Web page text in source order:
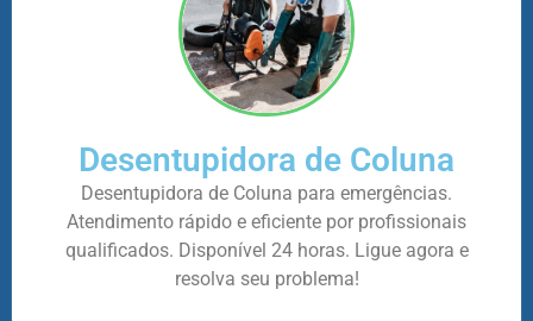
Desentupidora de Coluna
Desentupidora de Coluna para emergências.
Atendimento rápido e eficiente por profissionais
qualificados. Disponível 24 horas. Ligue agora e
resolva seu problema!